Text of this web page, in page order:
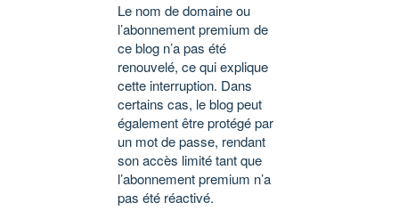
Le nom de domaine ou
l’abonnement premium de
ce blog n’a pas été
renouvelé, ce qui explique
cette interruption. Dans
certains cas, le blog peut
également être protégé par
un mot de passe, rendant
son accès limité tant que
l’abonnement premium n’a
pas été réactivé.